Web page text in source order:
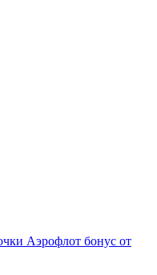
Аэрофлот бонус от